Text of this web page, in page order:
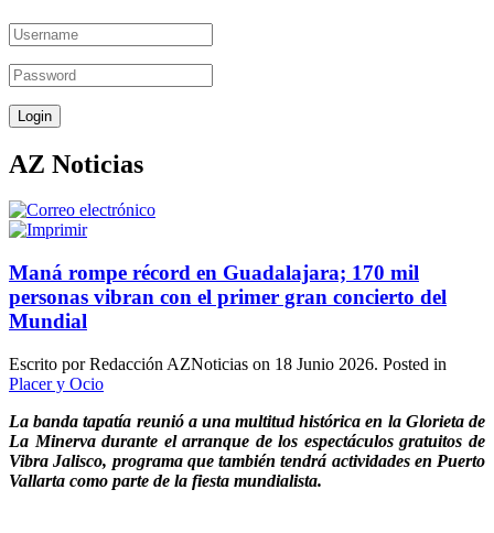
AZ Noticias
Maná rompe récord en Guadalajara; 170 mil
personas vibran con el primer gran concierto del
Mundial
Escrito por Redacción AZNoticias on 18 Junio 2026. Posted in
Placer y Ocio
La banda tapatía reunió a una multitud histórica en la Glorieta de
La Minerva durante el arranque de los espectáculos gratuitos de
Vibra Jalisco, programa que también tendrá actividades en Puerto
Vallarta como parte de la fiesta mundialista.